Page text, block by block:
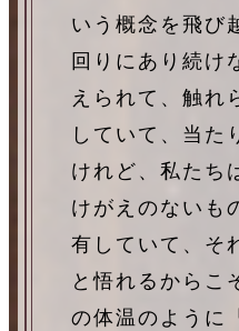
いう概念を飛び
回りにあり続け
えられて、触れ
していて、当た
けれど、私たち
けがえのないも
有していて、そ
と悟れるからこ
の体温のように